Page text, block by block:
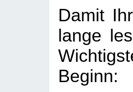
Damit
lange
Beginn: